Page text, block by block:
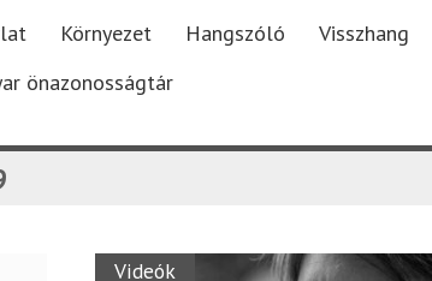
Környezet Hangszóló Visszhang
önazonosságtár
Videók